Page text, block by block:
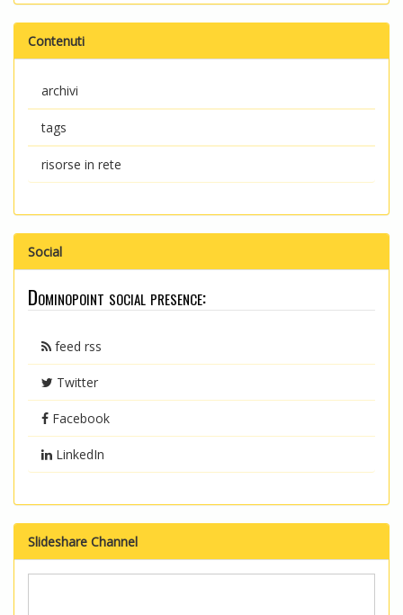
Contenuti
archivi
tags
risorse in rete
Social
Dominopoint social presence:
feed rss
Twitter
Facebook
LinkedIn
Slideshare Channel